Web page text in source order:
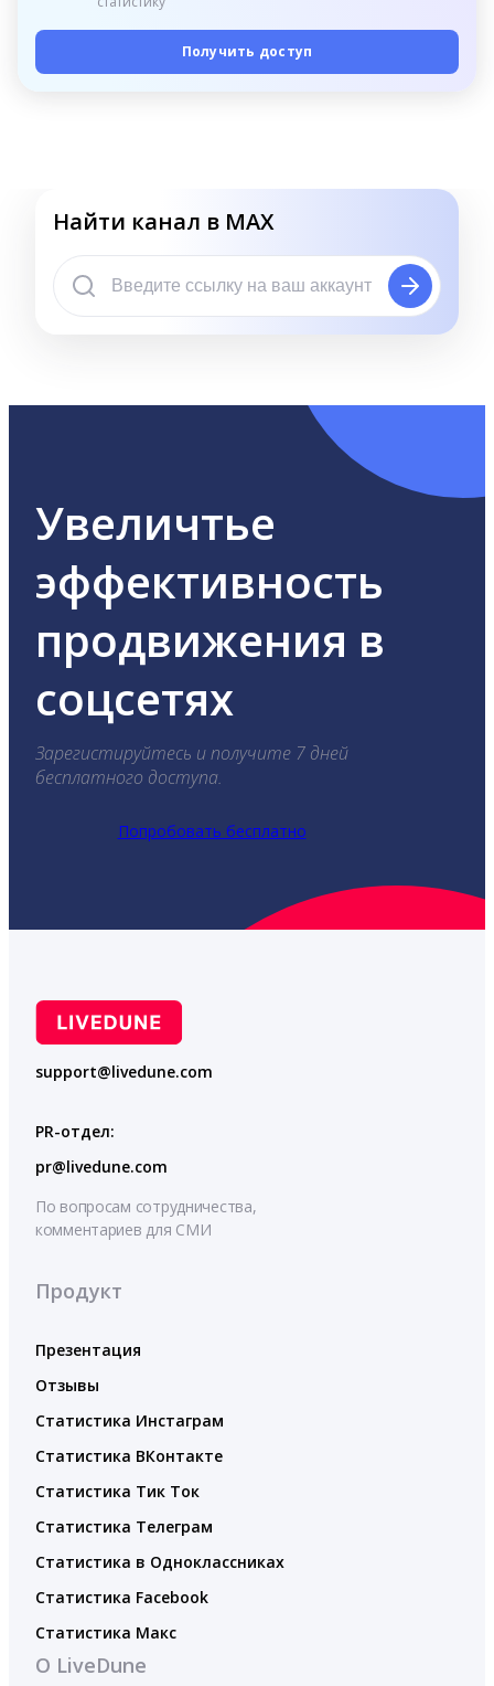
Получить доступ
Найти канал в MAX
Увеличтье
эффективность
продвижения в
соцсетях
Зарегистируйтесь и получите 7 дней
бесплатного доступа.
Попробовать бесплатно
support@livedune.com
PR-отдел:
pr@livedune.com
По вопросам сотрудничества,
комментариев для СМИ
Продукт
Презентация
Отзывы
Статистика Инстаграм
Статистика ВКонтакте
Статистика Тик Ток
Статистика Телеграм
Статистика в Одноклассниках
Статистика Facebook
Статистика Макс
О LiveDune